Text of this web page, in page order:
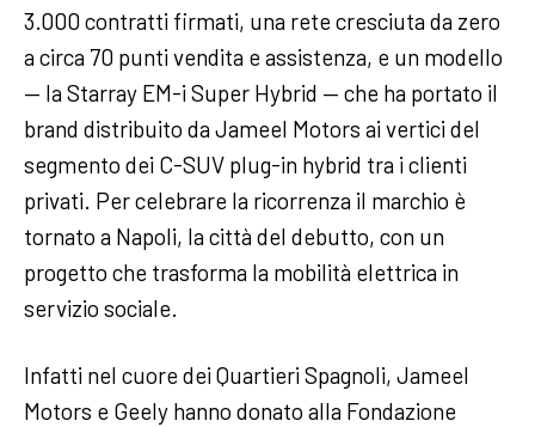
3.000 contratti firmati, una rete cresciuta da zero
a circa 70 punti vendita e assistenza, e un modello
— la Starray EM-i Super Hybrid — che ha portato il
brand distribuito da Jameel Motors ai vertici del
segmento dei C-SUV plug-in hybrid tra i clienti
privati. Per celebrare la ricorrenza il marchio è
tornato a Napoli, la città del debutto, con un
progetto che trasforma la mobilità elettrica in
servizio sociale.
Infatti nel cuore dei Quartieri Spagnoli, Jameel
Motors e Geely hanno donato alla Fondazione